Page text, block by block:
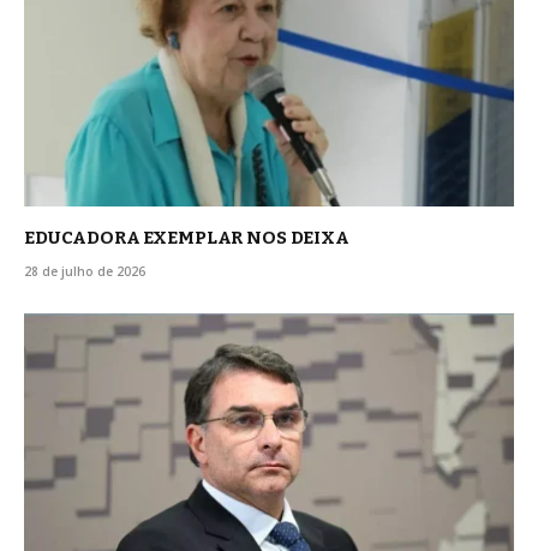
EDUCADORA EXEMPLAR NOS DEIXA
28 de julho de 2026